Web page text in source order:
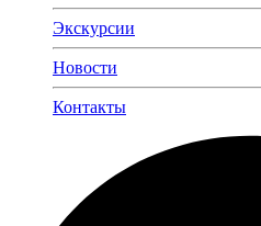
Экскурсии
Новости
Контакты